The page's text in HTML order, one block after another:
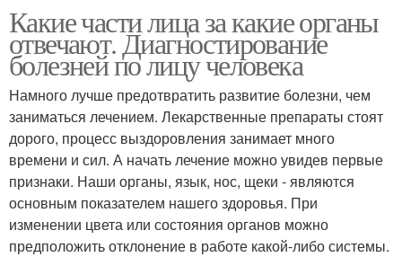
Какие части лица за какие органы
отвечают. Диагностирование
болезней по лицу человека
Намного лучше предотвратить развитие болезни, чем
заниматься лечением. Лекарственные препараты стоят
дорого, процесс выздоровления занимает много
времени и сил. А начать лечение можно увидев первые
признаки. Наши органы, язык, нос, щеки - являются
основным показателем нашего здоровья. При
изменении цвета или состояния органов можно
предположить отклонение в работе какой-либо системы.